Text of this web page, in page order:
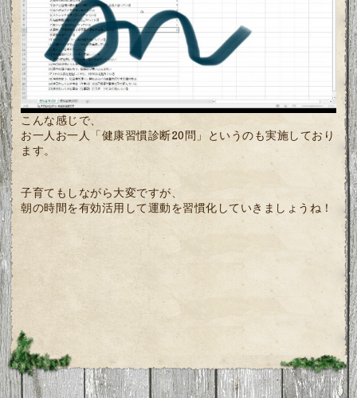
こんな感じで、
お一人お一人「健康習慣診断20問」というのも実施しており
ます。
子育てもしながら大変ですが、
朝の時間を有効活用して運動を習慣化していきましょうね！